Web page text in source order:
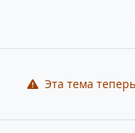
Эта тема